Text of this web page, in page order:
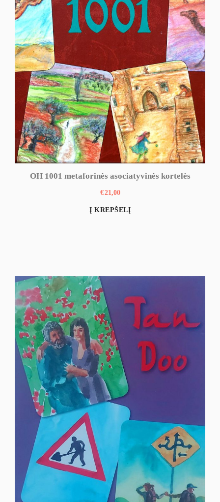
OH 1001 metaforinės asociatyvinės kortelės
€21,00
Į KREPŠELĮ